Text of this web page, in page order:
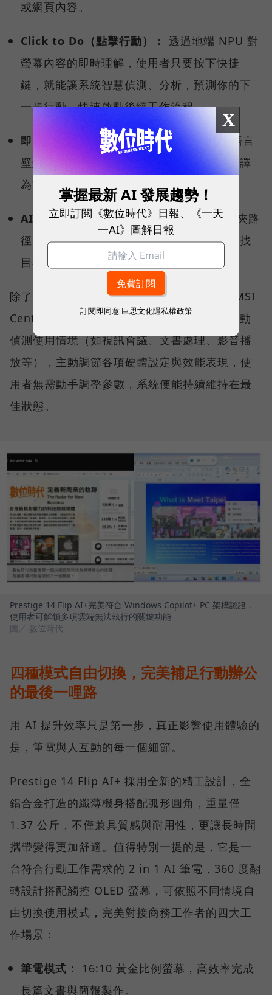
或網頁內容。
Click to Do（點擊行動）： 透過地端 NPU 對
螢幕內容的即時理解，使用者只要按下快捷
鍵，就能讓系統智慧偵測、分析，預測你的下
一步行動，快速啟動後續工作流程。
即時字幕翻譯（Live Captions）：打破語言
壁壘，跨國視訊會議時，即時將多國語言翻譯
為繁體中文。
AI 智慧搜尋： 不需要精確記住檔名或資料夾路
徑，用自然語言就能從茫茫資料海中精準查找
目標檔案。
除了微軟的生態系，MSI 更導入獨家研發的 MSI
Center 中控軟體，其中「AI 智慧引擎」能自動
偵測使用情境（如視訊會議、文書處理、影音播
放等），主動調節各項硬體設定與效能表現，使
用者無需動手調整參數，系統便能持續維持在最
佳狀態。
Prestige 14 Flip AI+完美符合 Windows Copilot+ PC 架構認證，
使用者可解鎖多項雲端無法執行的關鍵功能
圖／ 數位時代
四種模式自由切換，完美補足行動辦公
的最後一哩路
用 AI 提升效率只是第一步，真正影響使用體驗的
是，筆電與人互動的每一個細節。
Prestige 14 Flip AI+ 採用全新的精工設計，全
鋁合金打造的纖薄機身搭配弧形圓角，重量僅
1.37 公斤，不僅兼具質感與耐用性，更讓長時間
攜帶變得更加舒適。值得特別一提的是，它是一
台符合行動工作需求的 2 in 1 AI 筆電，360 度翻
轉設計搭配觸控 OLED 螢幕，可依照不同情境自
由切換使用模式，完美對接商務工作者的四大工
作場景：
筆電模式：
16:10 黃金比例螢幕，高效率完成
長篇文書與簡報製作。
X
掌握最新 AI 發展趨勢！
立即訂閱《數位時代》日報、《一天
一AI》圖解日報
訂閱即同意 巨思文化隱私權政策